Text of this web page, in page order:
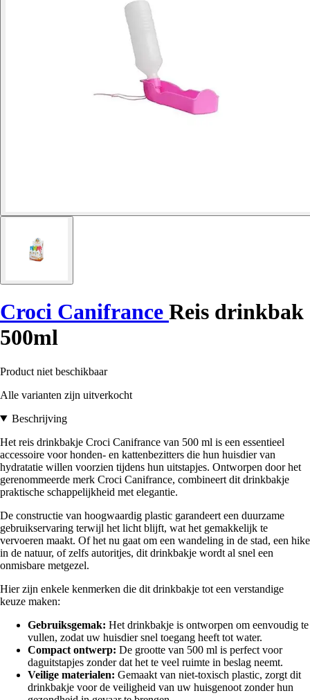
Croci Canifrance Reis drinkbak
500ml
Product niet beschikbaar
Alle varianten zijn uitverkocht
Beschrijving
Het reis drinkbakje Croci Canifrance van 500 ml is een essentieel
accessoire voor honden- en kattenbezitters die hun huisdier van
hydratatie willen voorzien tijdens hun uitstapjes. Ontworpen door het
gerenommeerde merk Croci Canifrance, combineert dit drinkbakje
praktische schappelijkheid met elegantie.
De constructie van hoogwaardig plastic garandeert een duurzame
gebruikservaring terwijl het licht blijft, wat het gemakkelijk te
vervoeren maakt. Of het nu gaat om een wandeling in de stad, een hike
in de natuur, of zelfs autoritjes, dit drinkbakje wordt al snel een
onmisbare metgezel.
Hier zijn enkele kenmerken die dit drinkbakje tot een verstandige
keuze maken:
Gebruiksgemak: Het drinkbakje is ontworpen om eenvoudig te
vullen, zodat uw huisdier snel toegang heeft tot water.
Compact ontwerp: De grootte van 500 ml is perfect voor
daguitstapjes zonder dat het te veel ruimte in beslag neemt.
Veilige materialen: Gemaakt van niet-toxisch plastic, zorgt dit
drinkbakje voor de veiligheid van uw huisgenoot zonder hun